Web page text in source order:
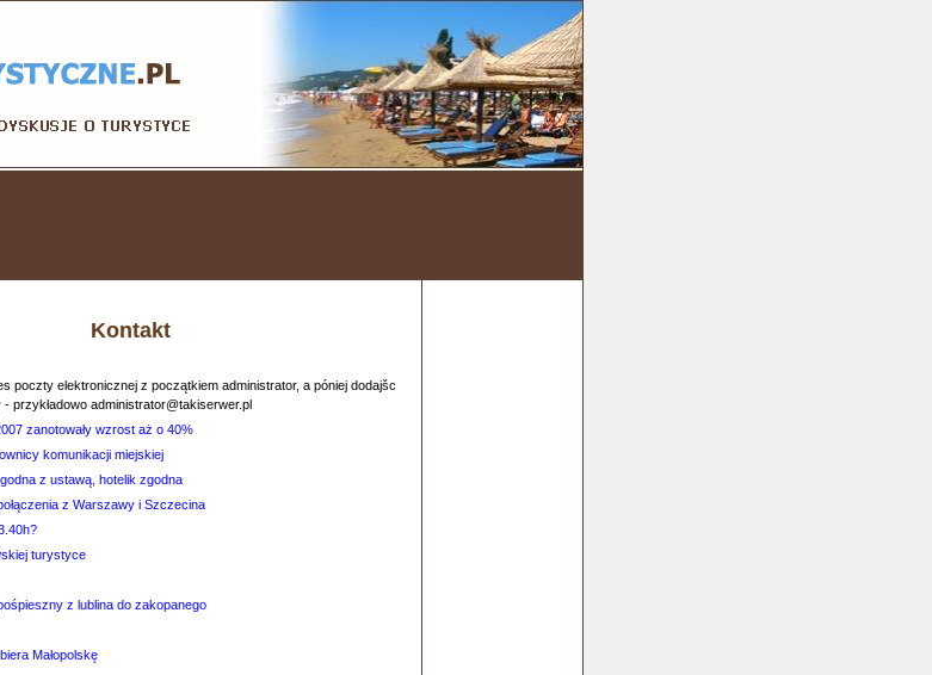
Kontakt
poczty elektronicznej z początkiem administrator, a póniej dodajšc
- przykładowo administrator@takiserwer.pl
zanotowały wzrost aż o 40%
komunikacji miejskiej
z ustawą, hotelik zgodna
z Warszawy i Szczecina
turystyce
z lublina do zakopanego
Małopolskę